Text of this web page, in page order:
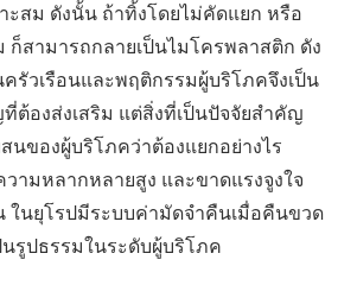
สม ดังนั้น ถ้าทิ้งโดยไม่คัดแยก หรือ
ก็สามารถกลายเป็นไมโครพลาสติก ดัง
รัวเรือนและพฤติกรรมผู้บริโภคจึงเป็น
ต้องส่งเสริม แต่สิ่งที่เป็นปัจจัยสำคัญ
นของผู้บริโภคว่าต้องแยกอย่างไร
ามหลากหลายสูง และขาดแรงจูงใจ
ในยุโรปมีระบบค่ามัดจำคืนเมื่อคืนขวด
นรูปธรรมในระดับผู้บริโภค